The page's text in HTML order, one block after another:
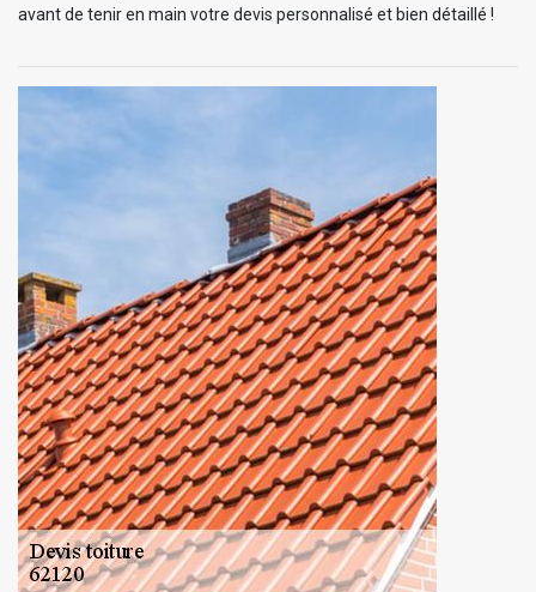
avant de tenir en main votre devis personnalisé et bien détaillé !